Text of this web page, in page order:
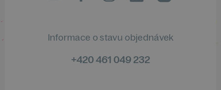
Informace o stavu objednávek
+420 461 049 232